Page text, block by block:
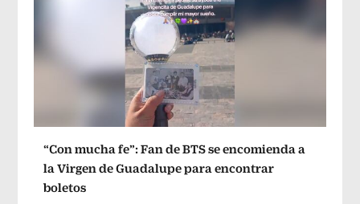
“Con mucha fe”: Fan de BTS se encomienda a
la Virgen de Guadalupe para encontrar
boletos